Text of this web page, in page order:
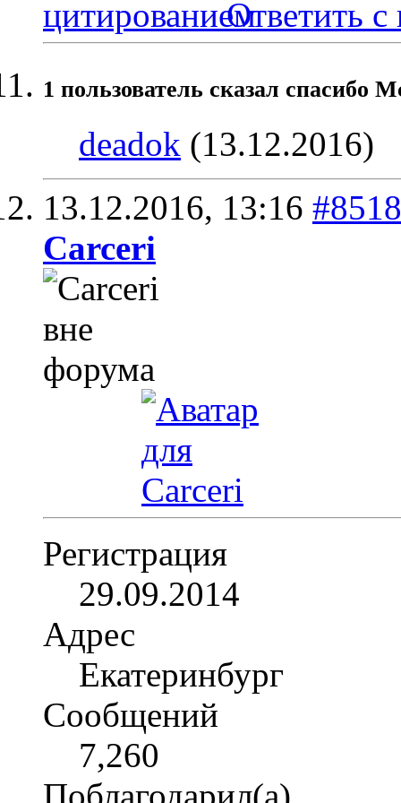
Ответить с
1 пользователь сказал cпасибо
deadok (13.12.2016)
13.12.2016, 13:16 #8518
Carceri
Регистрация
29.09.2014
Адрес
Екатеринбург
Сообщений
7,260